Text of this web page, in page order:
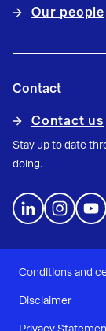
Our people
Contact
Contact us
Stay up to date
doing.
Conditions and
Disclaimer